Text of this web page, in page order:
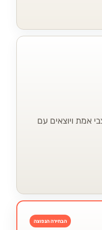
אמת ויוצאים עם
הבחירה הנפוצה